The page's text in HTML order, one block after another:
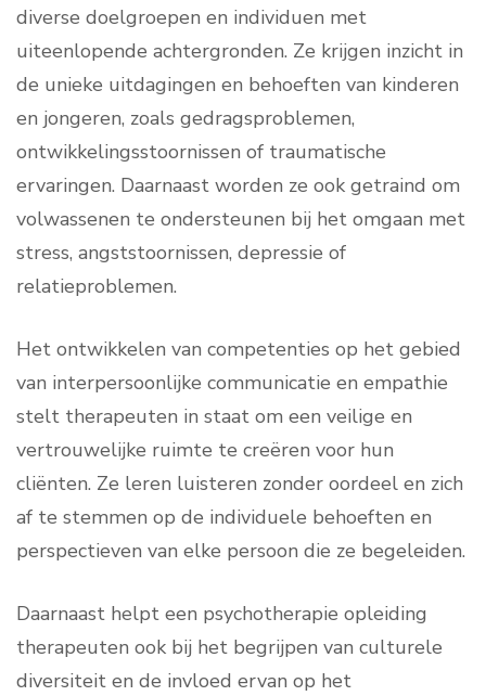
diverse doelgroepen en individuen met
uiteenlopende achtergronden. Ze krijgen inzicht in
de unieke uitdagingen en behoeften van kinderen
en jongeren, zoals gedragsproblemen,
ontwikkelingsstoornissen of traumatische
ervaringen. Daarnaast worden ze ook getraind om
volwassenen te ondersteunen bij het omgaan met
stress, angststoornissen, depressie of
relatieproblemen.
Het ontwikkelen van competenties op het gebied
van interpersoonlijke communicatie en empathie
stelt therapeuten in staat om een veilige en
vertrouwelijke ruimte te creëren voor hun
cliënten. Ze leren luisteren zonder oordeel en zich
af te stemmen op de individuele behoeften en
perspectieven van elke persoon die ze begeleiden.
Daarnaast helpt een psychotherapie opleiding
therapeuten ook bij het begrijpen van culturele
diversiteit en de invloed ervan op het